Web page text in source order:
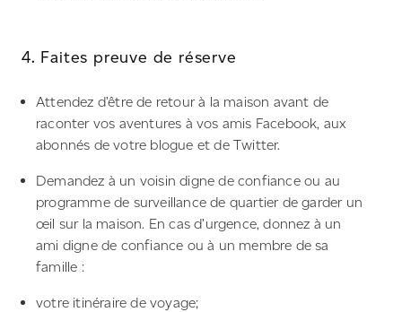
4. Faites preuve de réserve
Attendez d’être de retour à la maison avant de
raconter vos aventures à vos amis Facebook, aux
abonnés de votre blogue et de Twitter.
Demandez à un voisin digne de confiance ou au
programme de surveillance de quartier de garder un
œil sur la maison. En cas d’urgence, donnez à un
ami digne de confiance ou à un membre de sa
famille :
votre itinéraire de voyage;